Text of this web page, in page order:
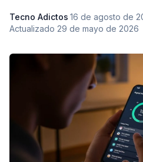
Tecno Adictos·16 de agosto de
Actualizado 29 de mayo de 2026